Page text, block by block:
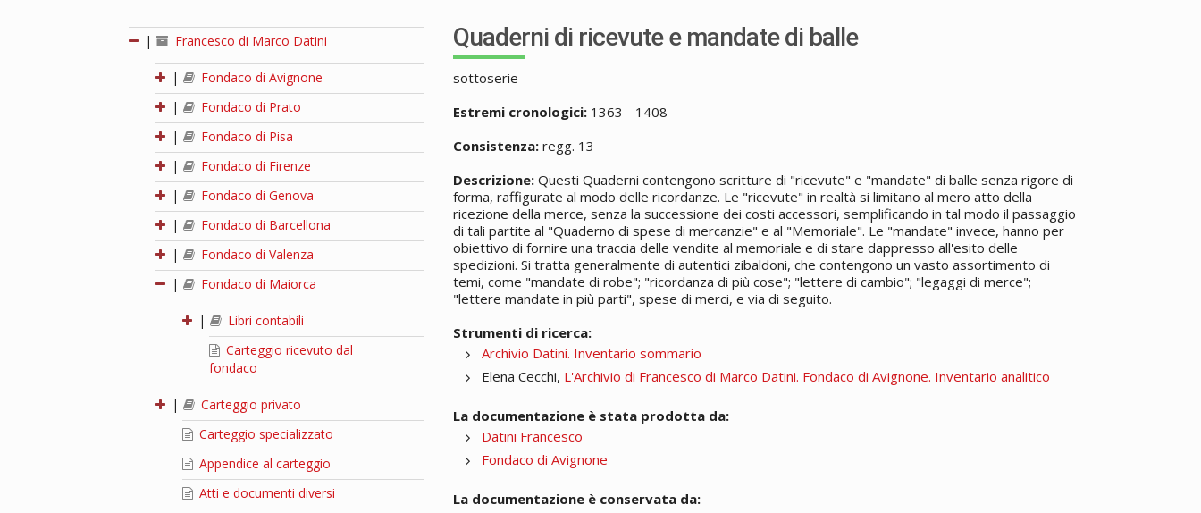
| Francesco di Marco Datini
|
Fondaco di Avignone
|
Fondaco di Prato
|
Fondaco di Pisa
|
Fondaco di Firenze
|
Fondaco di Genova
|
Fondaco di Barcellona
|
Fondaco di Valenza
|
Fondaco di Maiorca
|
Libri contabili
Carteggio ricevuto dal
fondaco
|
Carteggio privato
Carteggio specializzato
Appendice al carteggio
Atti e documenti diversi
Quaderni di ricevute e mandate di balle
sottoserie
Estremi cronologici: 1363 - 1408
Consistenza: regg. 13
Descrizione: Questi Quaderni contengono scritture di "ricevute" e "mandate" di balle senza rigore di
forma, raffigurate al modo delle ricordanze. Le "ricevute" in realtà si limitano al mero atto della
ricezione della merce, senza la successione dei costi accessori, semplificando in tal modo il passaggio
di tali partite al "Quaderno di spese di mercanzie" e al "Memoriale". Le "mandate" invece, hanno per
obiettivo di fornire una traccia delle vendite al memoriale e di stare dappresso all'esito delle
spedizioni. Si tratta generalmente di autentici zibaldoni, che contengono un vasto assortimento di
temi, come "mandate di robe"; "ricordanza di più cose"; "lettere di cambio"; "legaggi di merce";
"lettere mandate in più parti", spese di merci, e via di seguito.
Strumenti di ricerca:
Archivio Datini. Inventario sommario
Elena Cecchi, L'Archivio di Francesco di Marco Datini. Fondaco di Avignone. Inventario analitico
La documentazione è stata prodotta da:
Datini Francesco
Fondaco di Avignone
La documentazione è conservata da: